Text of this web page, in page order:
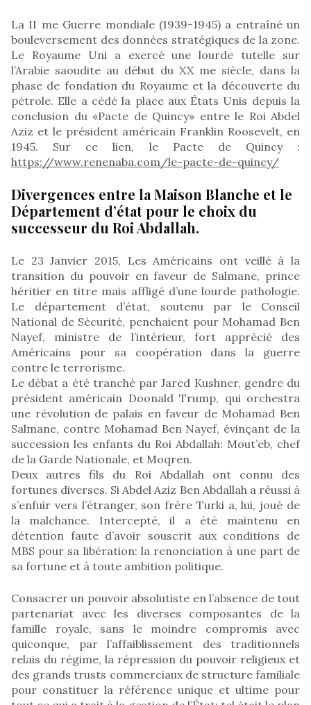
La II me Guerre mondiale (1939-1945) a entraîné un
bouleversement des données stratégiques de la zone.
Le Royaume Uni a exercé une lourde tutelle sur
l’Arabie saoudite au début du XX me siècle, dans la
phase de fondation du Royaume et la découverte du
pétrole. Elle a cédé la place aux États Unis depuis la
conclusion du «Pacte de Quincy» entre le Roi Abdel
Aziz et le président américain Franklin Roosevelt, en
1945. Sur ce lien, le Pacte de Quincy :
https://www.renenaba.com/le-pacte-de-quincy/
Divergences entre la Maison Blanche et le
Département d’état pour le choix du
successeur du Roi Abdallah.
Le 23 Janvier 2015, Les Américains ont veillé à la
transition du pouvoir en faveur de Salmane, prince
héritier en titre mais affligé d’une lourde pathologie.
Le département d’état, soutenu par le Conseil
National de Sécurité, penchaient pour Mohamad Ben
Nayef, ministre de l’intérieur, fort apprécié des
Américains pour sa coopération dans la guerre
contre le terrorisme.
Le débat a été tranché par Jared Kushner, gendre du
président américain Doonald Trump, qui orchestra
une révolution de palais en faveur de Mohamad Ben
Salmane, contre Mohamad Ben Nayef, évinçant de la
succession les enfants du Roi Abdallah: Mout’eb, chef
de la Garde Nationale, et Moqren.
Deux autres fils du Roi Abdallah ont connu des
fortunes diverses. Si Abdel Aziz Ben Abdallah a réussi à
s’enfuir vers l’étranger, son frère Turki a, lui, joué de
la malchance. Intercepté, il a été maintenu en
détention faute d’avoir souscrit aux conditions de
MBS pour sa libération: la renonciation à une part de
sa fortune et à toute ambition politique.
Consacrer un pouvoir absolutiste en l’absence de tout
partenariat avec les diverses composantes de la
famille royale, sans le moindre compromis avec
quiconque, par l’affaiblissement des traditionnels
relais du régime, la répression du pouvoir religieux et
des grands trusts commerciaux de structure familiale
pour constituer la référence unique et ultime pour